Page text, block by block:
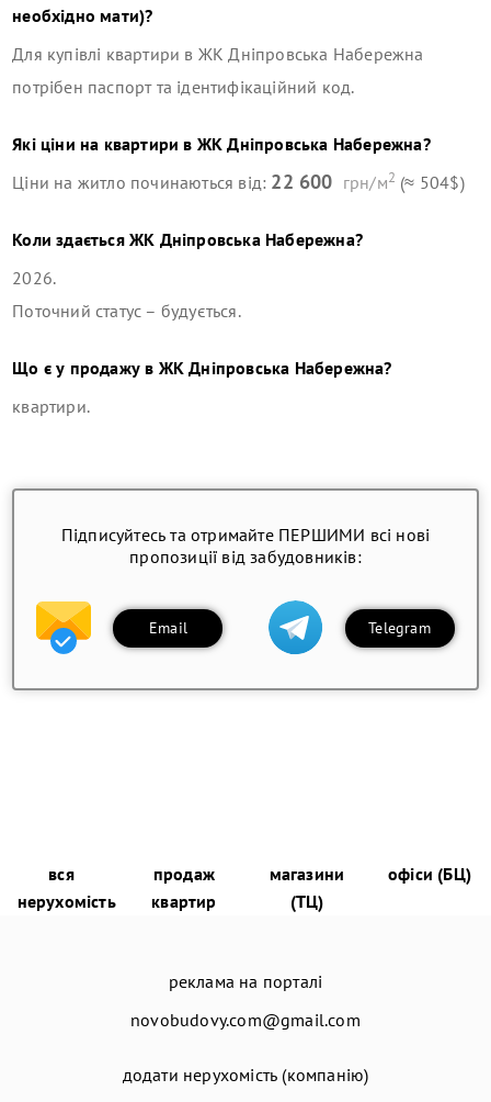
необхідно мати)?
Для купівлі квартири в ЖК Дніпровська Набережна
потрібен паспорт та ідентифікаційний код.
Які ціни на квартири в ЖК Дніпровська Набережна?
Ціни на житло починаються від: 22 600 грн/м2 (≈ 504$)
Коли здаєтьсяЖК Дніпровська Набережна?
2026.
Поточний статус – будується.
Що є у продажу в ЖК Дніпровська Набережна?
квартири.
Підписуйтесь та отримайте ПЕРШИМИ всі нові
пропозиції від забудовників:
Email Telegram
вся
нерухомість
продаж
квартир
магазини
(ТЦ)
офіси (БЦ)
реклама на порталі
novobudovy.com@gmail.com
додати нерухомість (компанію)